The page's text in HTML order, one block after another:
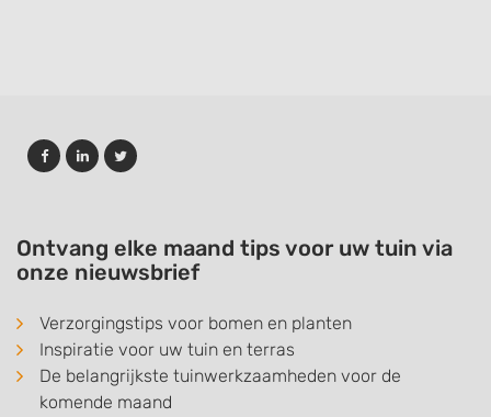
Ontvang elke maand tips voor uw tuin via
onze nieuwsbrief
Verzorgingstips voor bomen en planten
Inspiratie voor uw tuin en terras
De belangrijkste tuinwerkzaamheden voor de
komende maand